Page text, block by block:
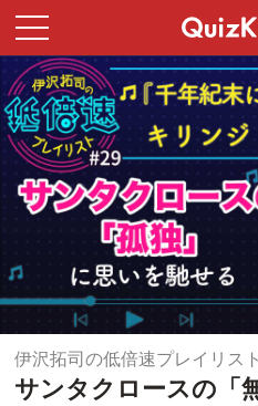
伊沢拓司の低倍速プレイリスト
サンタクロースの「